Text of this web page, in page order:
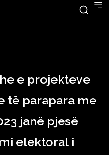
e projekteve
të parapara me
janë pjesë
elektoral i